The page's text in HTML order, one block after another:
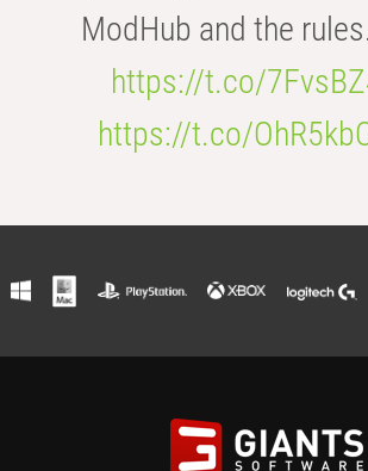
ModHub and the
https://t.co/
https://t.co/